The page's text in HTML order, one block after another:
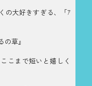
の大好きすぎる、「ｱ
草』
こまで短いと嬉しく